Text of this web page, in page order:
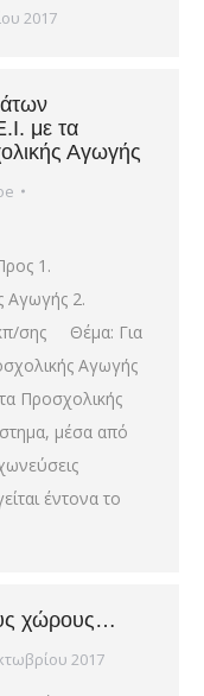
2017
με τα
Αγωγής
1.
Αγωγής 2.
σης Θέμα: Για
Αγωγής
Προσχολικής
μέσα από
έντονα το
χώρους…
2017